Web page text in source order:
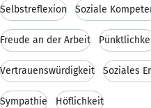
Selbstreflexion Soziale
Freude an der Arbeit
Vertrauenswürdigkeit Soziales
Sympathie Höflichkeit